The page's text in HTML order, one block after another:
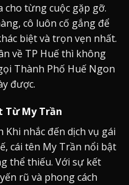
cho từng cuộc gặp gỡ.
cô luôn cố gắng để
biệt và trọn vẹn nhất.
về TP Huế thì không
Thành Phố Huế Ngon
được.
Từ My Trần
nhắc đến dịch vụ gái
cái tên My Trần nổi bật
thể thiếu. Với sự kết
rũ và phong cách